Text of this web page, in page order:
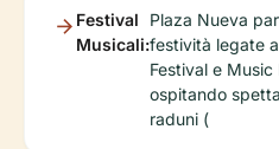
Festival
Musicali:
Plaza Nueva
festività legate
Festival e
ospitando
raduni (